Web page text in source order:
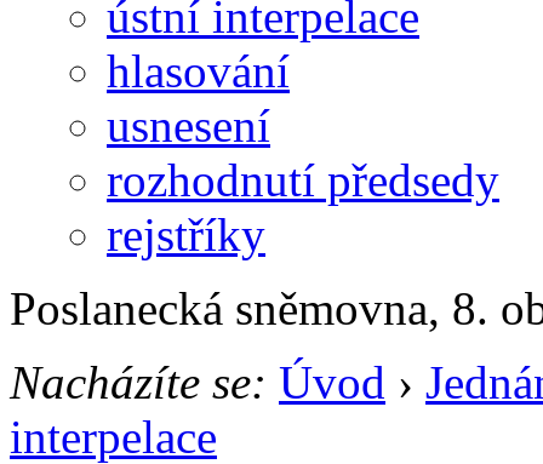
ústní interpelace
hlasování
usnesení
rozhodnutí předsedy
rejstříky
Poslanecká sněmovna, 8.
Nacházíte se: Úvod ›
interpelace